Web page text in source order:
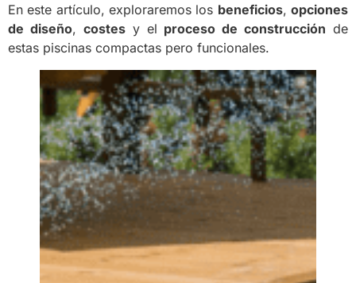
En este artículo, exploraremos los beneficios,opciones
de diseño, costes y el proceso de construcción de
estas piscinas compactas pero funcionales.